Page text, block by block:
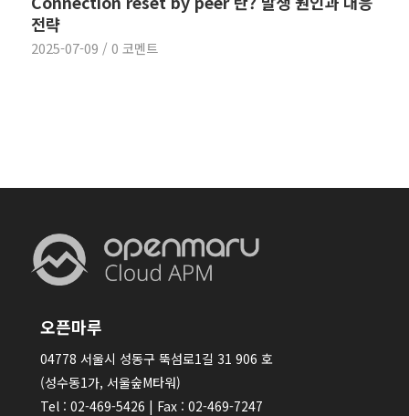
전략
2025-07-09 / 0 코멘트
오픈마루
04778 서울시 성동구 뚝섬로1길 31 906 호
(성수동1가, 서울숲M타워)
Tel : 02-469-5426 | Fax : 02-469-7247